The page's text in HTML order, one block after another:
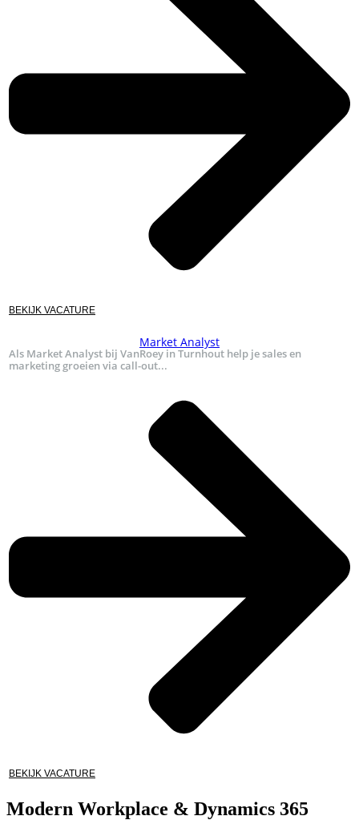
BEKIJK VACATURE
Market Analyst
Als Market Analyst bij VanRoey in Turnhout help je sales en
marketing groeien via call-out...
BEKIJK VACATURE
Modern Workplace & Dynamics 365